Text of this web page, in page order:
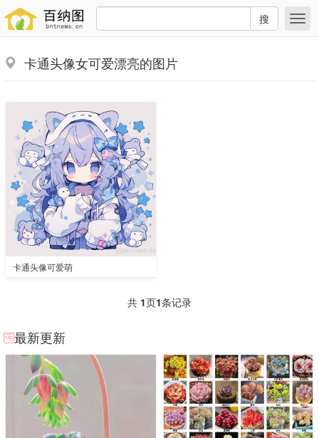
搜
卡通头像女可爱漂亮的图片
卡通头像可爱萌
共 1页1条记录
最新更新